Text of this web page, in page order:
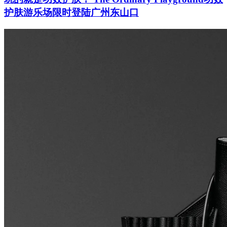
护肤游乐场限时登陆广州东山口